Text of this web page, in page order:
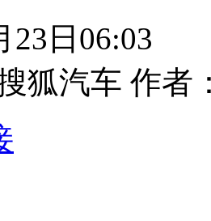
23日06:03
狐汽车 作者